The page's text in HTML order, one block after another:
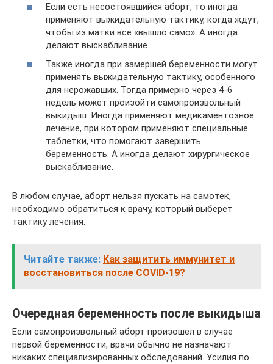
Если есть несостоявшийся аборт, то иногда
применяют выжидательную тактику, когда ждут,
чтобы из матки все «вышло само». А иногда
делают выскабливание.
Также иногда при замершей беременности могут
применять выжидательную тактику, особенного
для нерожавших. Тогда примерно через 4-6
недель может произойти самопроизвольный
выкидыш. Иногда применяют медикаментозное
лечение, при котором применяют специальные
таблетки, что помогают завершить
беременность. А иногда делают хирургическое
выскабливание.
В любом случае, аборт нельзя пускать на самотек,
необходимо обратиться к врачу, который выберет
тактику лечения.
Читайте также: Как защитить иммунитет и
восстановиться после COVID-19?
Очередная беременность после выкидыша
Если самопроизвольный аборт произошел в случае
первой беременности, врачи обычно не назначают
никаких специализированных обследований. Усилия по